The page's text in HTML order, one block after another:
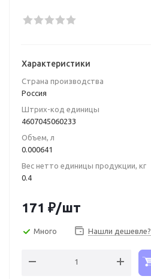
Характеристики
Страна производства
Poccия
Штрих-код единицы
4607045060233
Объем, л
0.000641
Вес нетто единицы продукции, кг
0.4
171 ₽/шт
Много Нашли дешевле?